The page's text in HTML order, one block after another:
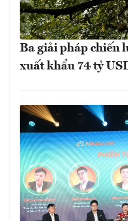
Ba giải pháp chiến
xuất khẩu 74 tỷ